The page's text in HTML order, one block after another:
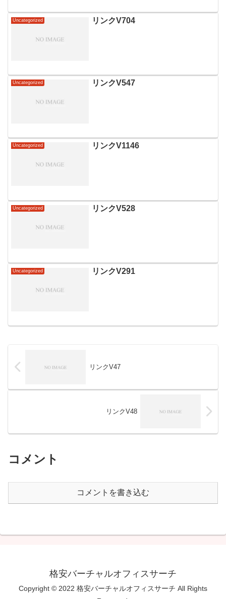
Uncategorized リンクV704
Uncategorized リンクV547
Uncategorized リンクV1146
Uncategorized リンクV528
Uncategorized リンクV291
リンクV47
リンクV48
コメント
コメントを書き込む
格安バーチャルオフィスサーチ
Copyright © 2022 格安バーチャルオフィスサーチ All Rights